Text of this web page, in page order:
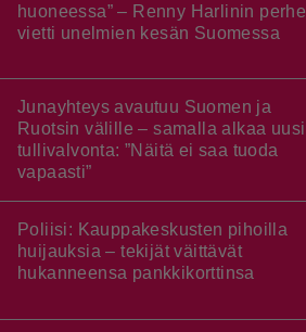
huoneessa” – Renny Harlinin perhe
vietti unelmien kesän Suomessa
Junayhteys avautuu Suomen ja
Ruotsin välille – samalla alkaa uusi
tullivalvonta: ”Näitä ei saa tuoda
vapaasti”
Poliisi: Kauppakeskusten pihoilla
huijauksia – tekijät väittävät
hukanneensa pankkikorttinsa